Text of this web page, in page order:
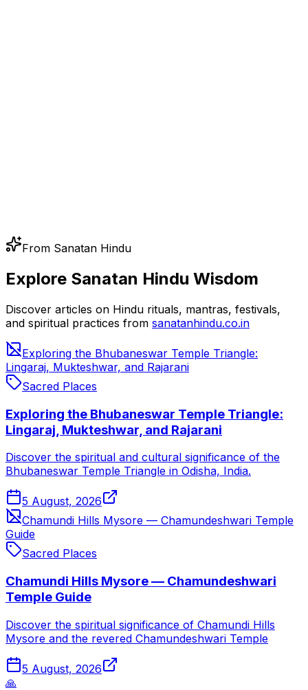
From Sanatan Hindu
Explore Sanatan Hindu Wisdom
Discover articles on Hindu rituals, mantras, festivals,
and spiritual practices from sanatanhindu.co.in
Exploring the Bhubaneswar Temple Triangle:
Lingaraj, Mukteshwar, and Rajarani
Sacred Places
Exploring the Bhubaneswar Temple Triangle:
Lingaraj, Mukteshwar, and Rajarani
Discover the spiritual and cultural significance of the
Bhubaneswar Temple Triangle in Odisha, India.
5 August, 2026
Chamundi Hills Mysore — Chamundeshwari Temple
Guide
Sacred Places
Chamundi Hills Mysore — Chamundeshwari
Temple Guide
Discover the spiritual significance of Chamundi Hills
Mysore and the revered Chamundeshwari Temple
5 August, 2026
🙏